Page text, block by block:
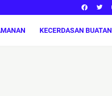
KECERDASAN BUATAN